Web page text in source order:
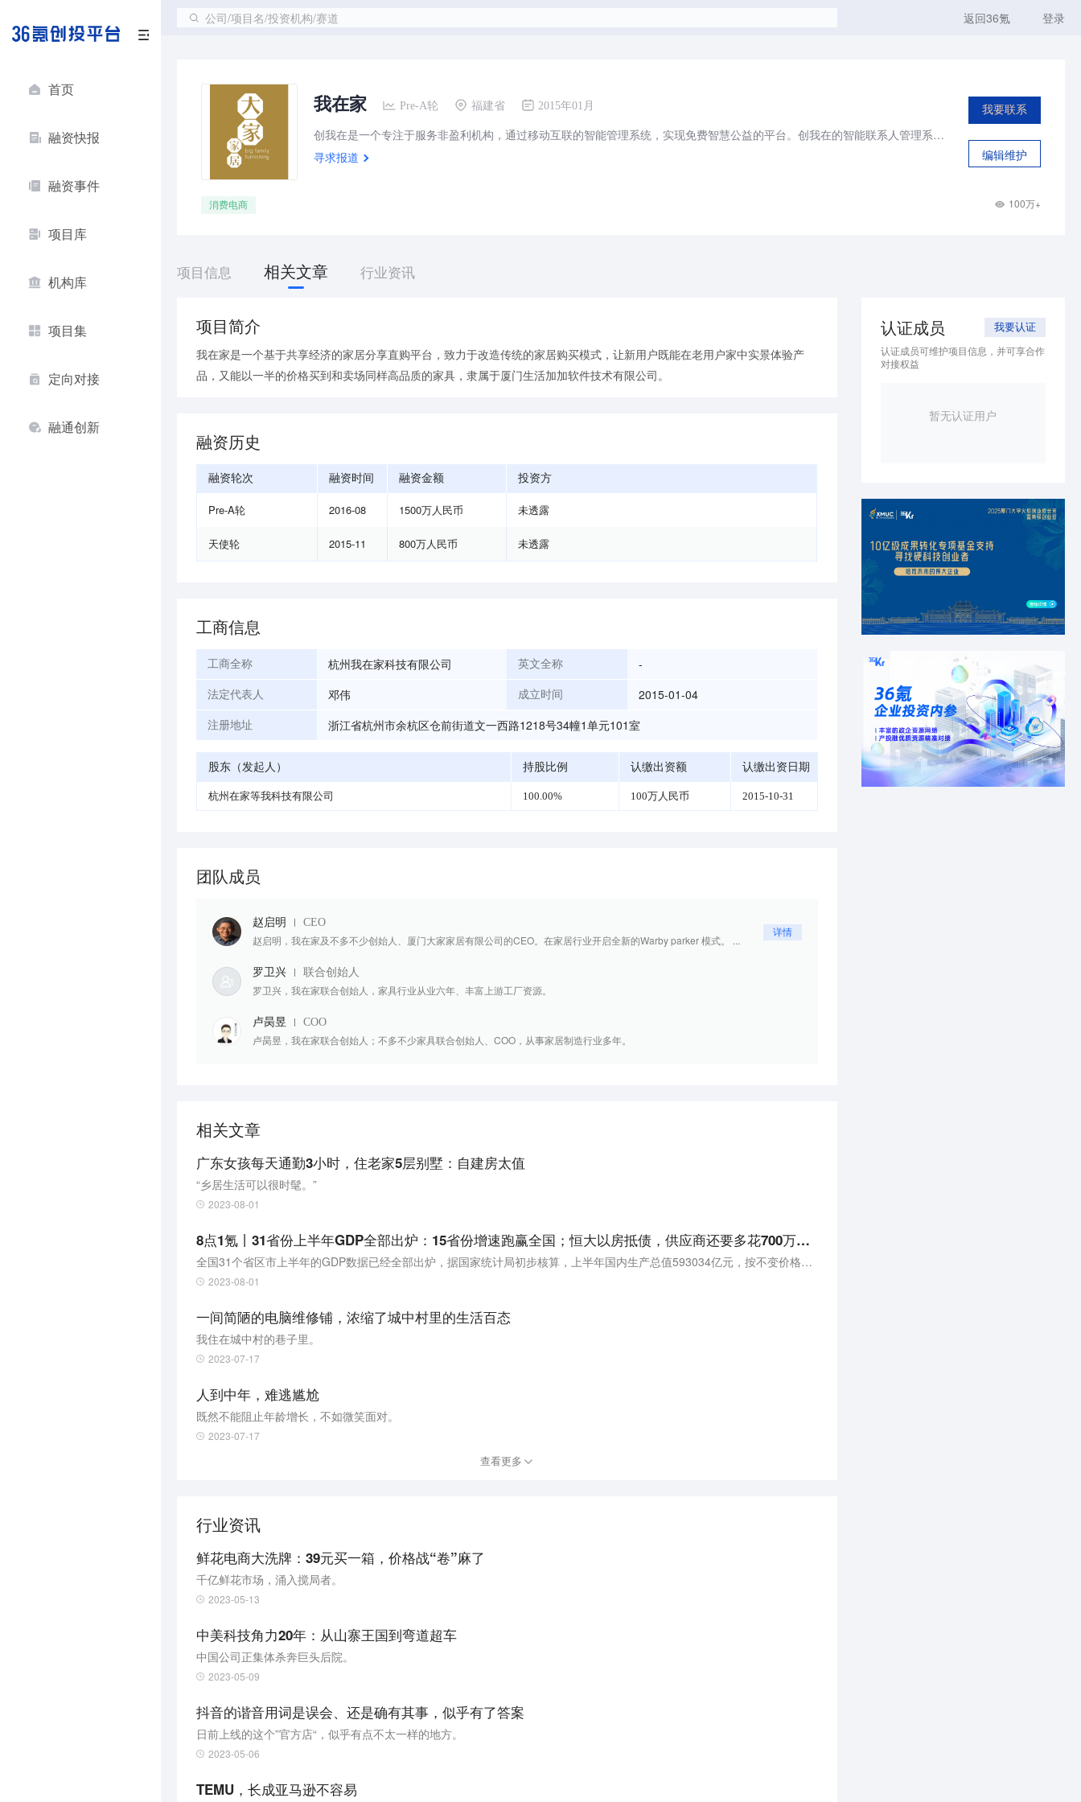
首页
融资快报
融资事件
项目库
机构库
项目集
定向对接
融通创新
公司/项目名/投资机构/赛道 返回36氪 登录
我在家 Pre-A轮 福建省 2015年01月
创我在是一个专注于服务非盈利机构，通过移动互联的智能管理系统，实现免费智慧公益的平台。创我在的智能联系人管理系统，整合了表单、邮件、短信等多种功能，能把活动的参与者和捐款人沉淀下来，帮助公益组织找到自己的核心支持者和捐款人，完成整个移动管理。
寻求报道
我要联系
编辑维护
消费电商 100万+
项目信息 相关文章 行业资讯
项目简介
我在家是一个基于共享经济的家居分享直购平台，致力于改造传统的家居购买模式，让新用户既能在老用户家中实景体验产
品，又能以一半的价格买到和卖场同样高品质的家具，隶属于厦门生活加加软件技术有限公司。
融资历史
融资轮次 融资时间 融资金额 投资方
Pre-A轮 2016-08 1500万人民币 未透露
天使轮 2015-11 800万人民币 未透露
工商信息
工商全称 杭州我在家科技有限公司 英文全称 -
法定代表人 邓伟 成立时间 2015-01-04
注册地址 浙江省杭州市余杭区仓前街道文一西路1218号34幢1单元101室
股东（发起人） 持股比例 认缴出资额 认缴出资日期
杭州在家等我科技有限公司 100.00% 100万人民币 2015-10-31
团队成员
赵启明 CEO
赵启明，我在家及不多不少创始人、厦门大家家居有限公司的CEO。在家居行业开启全新的Warby parker 模式。 ...
详情
罗卫兴 联合创始人
罗卫兴，我在家联合创始人，家具行业从业六年、丰富上游工厂资源。
卢昺昱 COO
卢昺昱，我在家联合创始人；不多不少家具联合创始人、COO，从事家居制造行业多年。
相关文章
广东女孩每天通勤3小时，住老家5层别墅：自建房太值
“乡居生活可以很时髦。”
2023-08-01
8点1氪丨31省份上半年GDP全部出炉：15省份增速跑赢全国；恒大以房抵债，供应商还要多花700万元；推特在苹果商店更名为X
全国31个省区市上半年的GDP数据已经全部出炉，据国家统计局初步核算，上半年国内生产总值593034亿元，按不变价格计算，同比增长5.5%，比一季度加快1.0个百分点。
2023-08-01
一间简陋的电脑维修铺，浓缩了城中村里的生活百态
我住在城中村的巷子里。
2023-07-17
人到中年，难逃尴尬
既然不能阻止年龄增长，不如微笑面对。
2023-07-17
查看更多
行业资讯
鲜花电商大洗牌：39元买一箱，价格战“卷”麻了
千亿鲜花市场，涌入搅局者。
2023-05-13
中美科技角力20年：从山寨王国到弯道超车
中国公司正集体杀奔巨头后院。
2023-05-09
抖音的谐音用词是误会、还是确有其事，似乎有了答案
日前上线的这个”官方店“，似乎有点不太一样的地方。
2023-05-06
TEMU，长成亚马逊不容易
认证成员 我要认证
认证成员可维护项目信息，并可享合作
对接权益
暂无认证用户